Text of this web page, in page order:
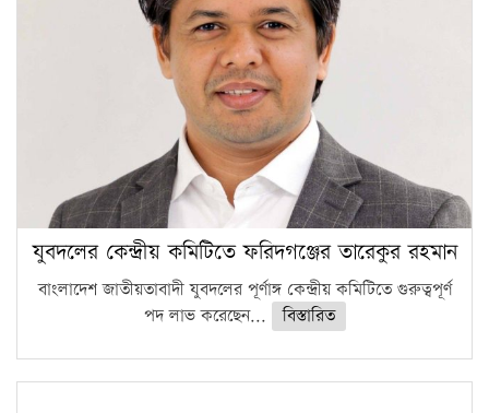
যুবদলের কেন্দ্রীয় কমিটিতে ফরিদগঞ্জের তারেকুর রহমান
বাংলাদেশ জাতীয়তাবাদী যুবদলের পূর্ণাঙ্গ কেন্দ্রীয় কমিটিতে গুরুত্বপূর্ণ
পদ লাভ করেছেন...
বিস্তারিত